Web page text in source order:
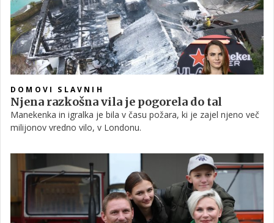
DOMOVI SLAVNIH
Njena razkošna vila je pogorela do tal
Manekenka in igralka je bila v času požara, ki je zajel njeno več
milijonov vredno vilo, v Londonu.